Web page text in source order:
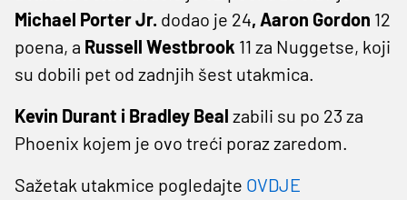
Michael Porter Jr. dodao je 24, Aaron Gordon 12
poena, a Russell Westbrook 11 za Nuggetse, koji
su dobili pet od zadnjih šest utakmica.
Kevin Durant i Bradley Beal zabili su po 23 za
Phoenix kojem je ovo treći poraz zaredom.
Sažetak utakmice pogledajte OVDJE